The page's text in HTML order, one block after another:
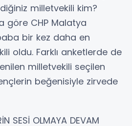
milletvekili kim?
göre CHP Malatya
bir kez daha en
oldu. Farklı anketlerde de
milletvekili seçilen
beğenisiyle zirvede
SESİ OLMAYA DEVAM